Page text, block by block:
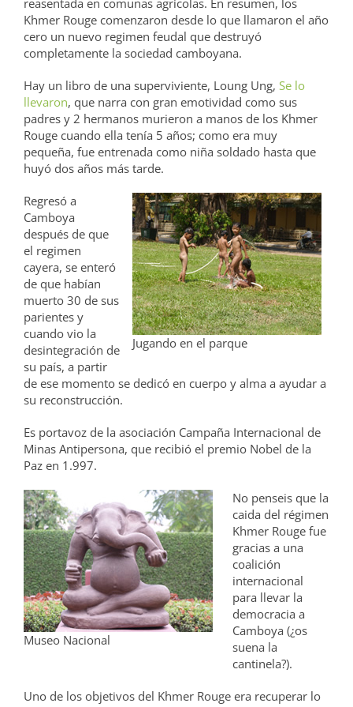
Khmer Rouge comenzaron desde lo que llamaron el año
cero un nuevo regimen feudal que destruyó
completamente la sociedad camboyana.
Hay un libro de una superviviente, Loung Ung, Se lo
llevaron, que narra con gran emotividad como sus
padres y 2 hermanos murieron a manos de los Khmer
Rouge cuando ella tenía 5 años; como era muy
pequeña, fue entrenada como niña soldado hasta que
huyó dos años más tarde.
Jugando en el parque
Regresó a
Camboya
después de que
el regimen
cayera, se enteró
de que habían
muerto 30 de sus
parientes y
cuando vio la
desintegración de
su país, a partir
de ese momento se dedicó en cuerpo y alma a ayudar a
su reconstrucción.
Es portavoz de la asociación Campaña Internacional de
Minas Antipersona, que recibió el premio Nobel de la
Paz en 1.997.
Museo Nacional
No penseis que la
caida del régimen
Khmer Rouge fue
gracias a una
coalición
internacional
para llevar la
democracia a
Camboya (¿os
suena la
cantinela?).
Uno de los objetivos del Khmer Rouge era recuperar lo